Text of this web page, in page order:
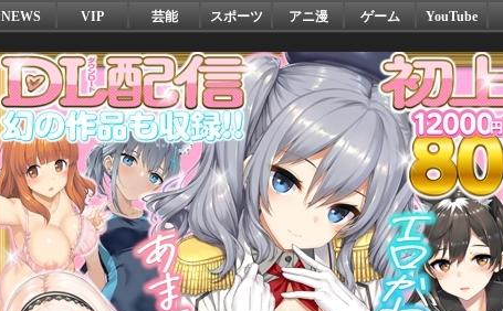
NEWS VIP 芸能 スポーツ アニ漫 ゲーム YouTube